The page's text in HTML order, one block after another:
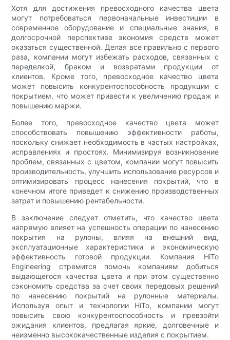
Хотя для достижения превосходного качества цвета
могут потребоваться первоначальные инвестиции в
современное оборудование и специальные знания, в
долгосрочной перспективе экономия средств может
оказаться существенной. Делая все правильно с первого
раза, компании могут избежать расходов, связанных с
переделкой, браком и возвратами продукции от
клиентов. Кроме того, превосходное качество цвета
может повысить конкурентоспособность продукции с
покрытием, что может привести к увеличению продаж и
повышению маржи.
Более того, превосходное качество цвета может
способствовать повышению эффективности работы,
поскольку снижает необходимость в частых настройках,
исправлениях и простоях. Минимизируя возникновение
проблем, связанных с цветом, компании могут повысить
производительность, улучшить использование ресурсов и
оптимизировать процесс нанесения покрытий, что в
конечном итоге приведет к снижению производственных
затрат и повышению рентабельности.
В заключение следует отметить, что качество цвета
напрямую влияет на успешность операции по нанесению
покрытия на рулоны, влияя на внешний вид,
эксплуатационные характеристики и экономическую
эффективность готовой продукции. Компания HiTo
Engineering стремится помочь компаниям добиться
выдающегося качества цвета и при этом существенно
сэкономить средства за счет своих передовых решений
по нанесению покрытий на рулонные материалы.
Используя опыт и технологии HiTo, компании могут
повысить свою конкурентоспособность и превзойти
ожидания клиентов, предлагая яркие, долговечные и
неизменно высококачественные изделия с покрытием.